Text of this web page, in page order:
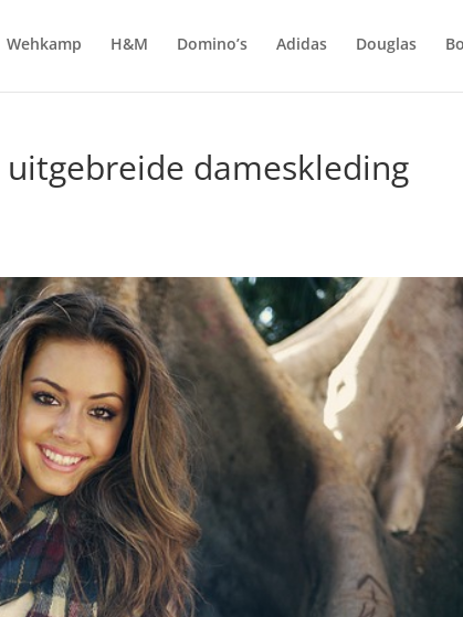
Wehkamp H&M Domino’s Adidas Douglas
dameskleding